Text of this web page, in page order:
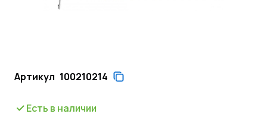
Артикул 100210214
Есть в наличии